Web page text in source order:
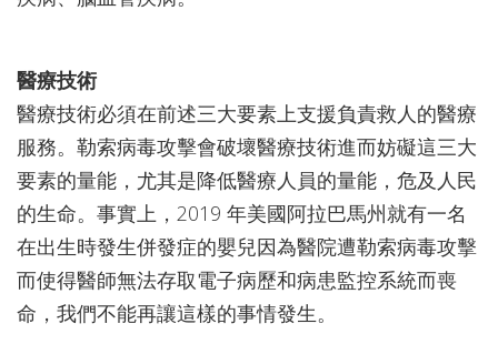
醫療技術
醫療技術必須在前述三大要素上支援負責救人的醫療
服務。勒索病毒攻擊會破壞醫療技術進而妨礙這三大
要素的量能，尤其是降低醫療人員的量能，危及人民
的生命。事實上，2019 年美國阿拉巴馬州就有一名
在出生時發生併發症的嬰兒因為醫院遭勒索病毒攻擊
而使得醫師無法存取電子病歷和病患監控系統而喪
命，我們不能再讓這樣的事情發生。